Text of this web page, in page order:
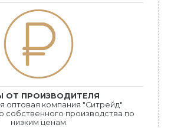
ОТ ПРОИЗВОДИТЕЛЯ
оптовая компания "Ситрейд"
собственного производства по
низким ценам.